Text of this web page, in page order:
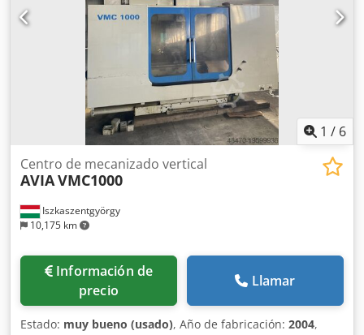
1 / 6
Iszkaszentgyörgy
10,175 km
Centro de mecanizado vertical
AVIAVMC1000
Información de
precio
Llamar
Estado: muy bueno (usado), Año de fabricación: 2004,